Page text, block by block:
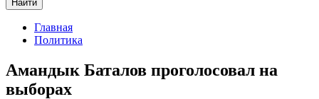
Найти
Главная
Политика
Амандык Баталов проголосовал на
выборах